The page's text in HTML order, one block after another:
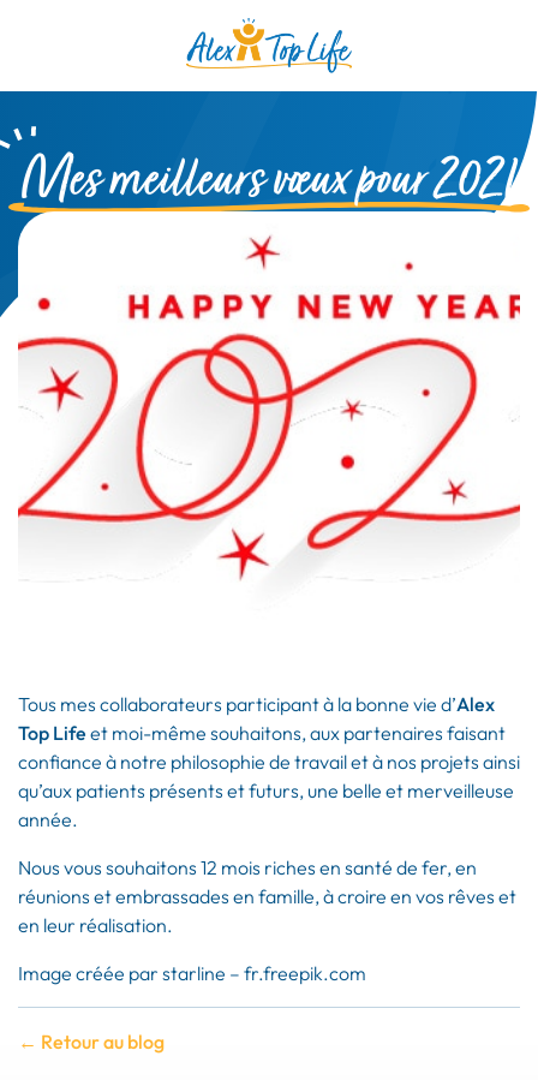
Mes meilleurs vœux pour 2021
17.01.2021
Tous mes collaborateurs participant à la bonne vie d’Alex
Top Life et moi-même souhaitons, aux partenaires faisant
confiance à notre philosophie de travail et à nos projets ainsi
qu’aux patients présents et futurs, une belle et merveilleuse
année.
Nous vous souhaitons 12 mois riches en santé de fer, en
réunions et embrassades en famille, à croire en vos rêves et
en leur réalisation.
Image créée par starline – fr.freepik.com
← Retour au blog